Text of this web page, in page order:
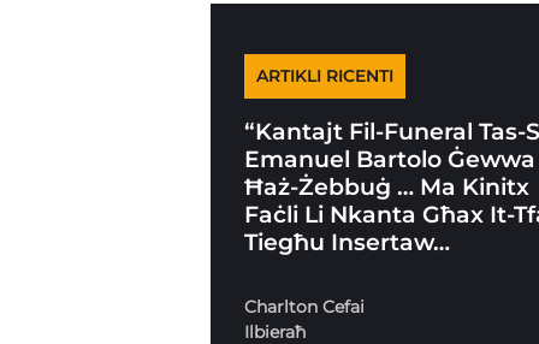
ARTIKLI RICENTI
“Kantajt Fil-Funeral Tas-
Emanuel Bartolo Ġewwa
Ħaż-Żebbuġ … Ma Kinitx
Faċli Li Nkanta Għax It-
Tiegħu Insertaw…
Charlton Cefai
Ilbieraħ